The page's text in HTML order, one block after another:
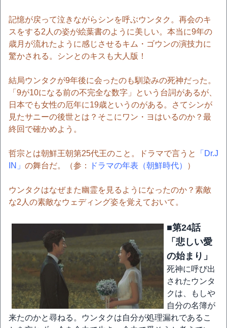
記憶が戻って泣きながらシンを呼ぶウンタク。再会のキ
スをする2人の姿が絵葉書のように美しい。本当に9年の
歳月が流れたように感じさせるキム・ゴウンの演技力に
驚かされる。シンとのキスも大人版！
結局ウンタクが9年後に会ったのも馴染みの死神だった。
「9が10になる前の不完全な数字」という台詞があるが、
日本でも女性の厄年に19歳というのがある。さてシンが
見たサニーの後世とは？そこにワン・ヨはいるのか？最
終回で確かめよう。
哲宗とは朝鮮王朝第25代王のこと。ドラマで言うと
「Dr.J
IN」 の舞台だ。（参： ドラマの年表（朝鮮時代） ）
ウンタクはなぜまた幽霊を見るようになったのか？素敵
な2人の素敵なウェディング姿を覚えておいて。
■第24話
「悲しい愛
の始まり」
死神に呼び出
されたウンタ
クは、もしや
自分の名簿が
来たのかと尋ねる。ウンタクは自分が処理漏れであるこ